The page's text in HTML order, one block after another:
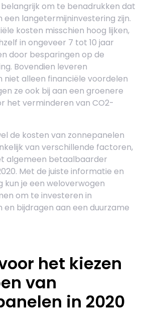
om te benadrukken dat
een langetermijninvestering zijn.
kosten misschien hoog lijken,
in ongeveer 7 tot 10 jaar
door besparingen op de
Bovendien leveren
niet alleen financiële voordelen
ze ook bij aan een groenere
het verminderen van CO2-
de kosten van zonnepanelen
van verschillende factoren,
algemeen betaalbaarder
Met de juiste informatie en
kun je een weloverwogen
om te investeren in
en bijdragen aan een duurzame
het kiezen
van
in 2020